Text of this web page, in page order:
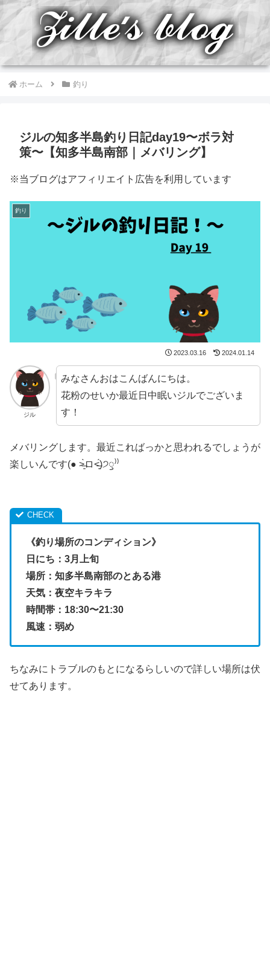
ホーム 釣り
ジルの知多半島釣り日記day19〜ボラ対
策〜【知多半島南部｜メバリング】
※当ブログはアフィリエイト広告を利用しています
釣り
2023.03.16 2024.01.14
ジル
みなさんおはこんばんにちは。
花粉のせいか最近日中眠いジルでございま
す！
メバリングします。最近こればっかと思われるでしょうが
楽しいんです(● ˃̶͈̀ロ˂̶͈́)੭ꠥ⁾⁾
《釣り場所のコンディション》
日にち：3月上旬
場所：知多半島南部のとある港
天気：夜空キラキラ
時間帯：18:30〜21:30
風速：弱め
ちなみにトラブルのもとになるらしいので詳しい場所は伏
せてあります。